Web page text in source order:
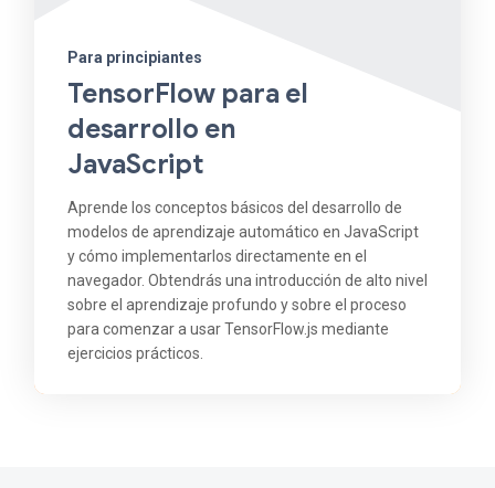
Para principiantes
TensorFlow para el
desarrollo en
JavaScript
Aprende los conceptos básicos del desarrollo de
modelos de aprendizaje automático en JavaScript
y cómo implementarlos directamente en el
navegador. Obtendrás una introducción de alto nivel
sobre el aprendizaje profundo y sobre el proceso
para comenzar a usar TensorFlow.js mediante
ejercicios prácticos.